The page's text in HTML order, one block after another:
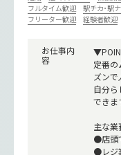
フルタイム歓迎
駅チカ･駅
フリーター歓迎
経験者歓迎
お仕事内
容
定番
ズンで
自分
でき
主な
●店頭
●レジ